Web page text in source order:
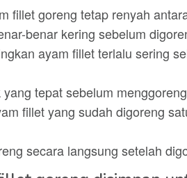
fillet goreng tetap renyah
benar kering sebelum
ayam fillet terlalu sering
tepat sebelum
fillet yang sudah digoreng
secara langsung setelah